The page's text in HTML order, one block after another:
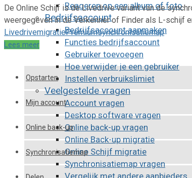
Reageren op een album of foto
Bedrijfsaccount
Bedrijfsaccount aanmaken
Functies bedrijfsaccount
Gebruiker toevoegen
Hoe verwijder je een gebruiker
Instellen verbruikslimiet
Veelgestelde vragen
Account vragen
Desktop software vragen
Online back-up vragen
Online Back-up migratie
Online Schijf migratie
Synchronisatiemap vragen
Vergelijk met andere aanbieders
De Online Schijf is de Livedrive variant van de
weergegeven in de Verkenner of Finder als L-schijf
LivedrivemigratiePremiumsynchronisatiemap
Lees meer
Opstarten
Mijn account
Online back-up
Synchronisatiemap